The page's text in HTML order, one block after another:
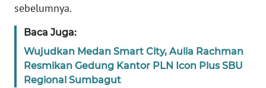
sebelumnya.
Baca Juga:
Wujudkan Medan Smart City, Aulia Rachman
Resmikan Gedung Kantor PLN Icon Plus SBU
Regional Sumbagut
WN
NUSANTARA
WN
JOGJA